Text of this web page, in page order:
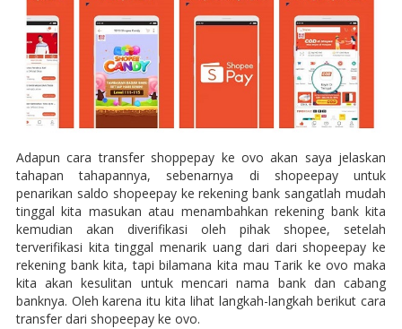
Adapun cara transfer shoppepay ke ovo akan saya jelaskan
tahapan tahapannya, sebenarnya di shopeepay untuk
penarikan saldo shopeepay ke rekening bank sangatlah mudah
tinggal kita masukan atau menambahkan rekening bank kita
kemudian akan diverifikasi oleh pihak shopee, setelah
terverifikasi kita tinggal menarik uang dari dari shopeepay ke
rekening bank kita, tapi bilamana kita mau Tarik ke ovo maka
kita akan kesulitan untuk mencari nama bank dan cabang
banknya. Oleh karena itu kita lihat langkah-langkah berikut cara
transfer dari shopeepay ke ovo.